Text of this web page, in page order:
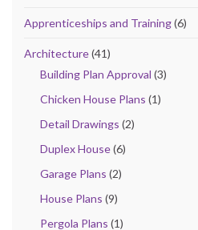
Apprenticeships and Training(6)
Architecture(41)
Building Plan Approval (3)
Chicken House Plans (1)
Detail Drawings (2)
Duplex House(6)
Garage Plans (2)
House Plans (9)
Pergola Plans (1)